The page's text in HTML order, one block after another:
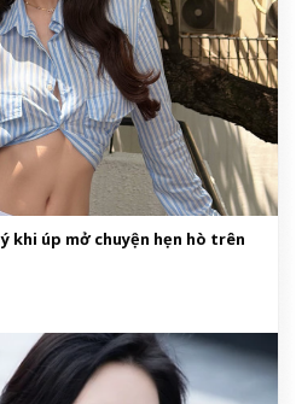
khi úp mở chuyện hẹn hò trên